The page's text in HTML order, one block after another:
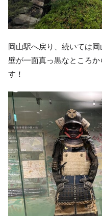
岡山駅へ戻り、続いては岡
壁が一面真っ黒なところ
す！